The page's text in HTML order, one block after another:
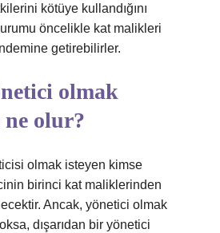
kötüye kullandığını
öncelikle kat malikleri
getirebilirler.
olmak
ne olur?
olmak isteyen kimse
birinci kat maliklerinden
Ancak, yönetici olmak
dışarıdan bir yönetici